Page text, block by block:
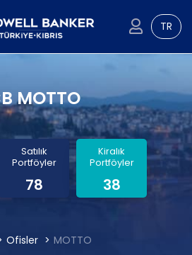
TR
MOTTO
Satılık
Portföyler
78
Kiralık
Portföyler
38
Ofisler MOTTO